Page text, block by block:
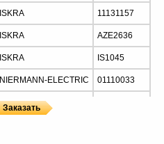
ISKRA 11131157
ISKRA AZE2636
ISKRA IS1045
NIERMANN-ELECTRIC 01110033